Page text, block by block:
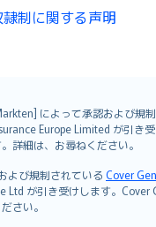
制に関する声明
によって承認および規
Europe Limited が引き
詳細は、お尋ねください。
よび規制されている Cover
が引き受けします。Cover
さい。